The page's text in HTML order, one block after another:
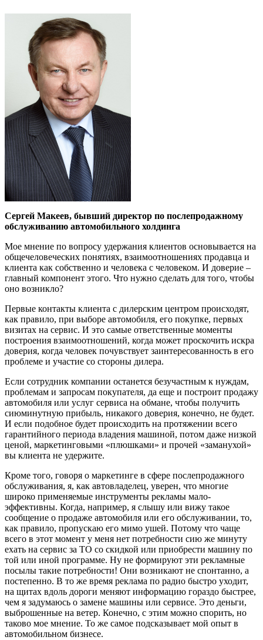
Сергей Макеев, бывший директор по послепродажному
обслуживанию авто­мобильного холдинга
Мое мнение по вопросу удержания клиентов основывается на
общечеловече­ских понятиях, взаимоотношениях продав­ца и
клиента как собственно и человека с человеком. И доверие –
главный компо­нент этого. Что нужно сделать для того, чтобы
оно возникло?
Первые контакты клиента с дилерским центром происходят,
как правило, при выборе автомобиля, его покупке, первых
визитах на сервис. И это самые ответствен­ные моменты
построения взаимоотноше­ний, когда может проскочить искра
дове­рия, когда человек почувствует заинтере­сованность в его
проблеме и участие со стороны дилера.
Если сотрудник компании останется безучастным к нуждам,
проблемам и запросам покупателя, да еще и построит продажу
автомобиля или услуг сервиса на обмане, чтобы получить
сиюминутную прибыль, никакого доверия, конечно, не будет.
И если подобное будет происходить на протяжении всего
гарантийного перио­да владения машиной, потом даже низкой
ценой, маркетинговыми «плюшками» и прочей «заманухой»
вы клиента не удер­жите.
Кроме того, говоря о маркетинге в сфере послепродажного
обслуживания, я, как автовладелец, уверен, что многие
широко применяемые инструменты рекламы мало­
эффективны. Когда, например, я слышу или вижу такое
сообщение о продаже автомоби­ля или его обслуживании, то,
как правило, пропускаю его мимо ушей. Потому что чаще
всего в этот момент у меня нет потребности сию же минуту
ехать на сервис за ТО со скидкой или приобрести машину по
той или иной программе. Ну не формируют эти рекламные
посылы такие потребности! Они возникают не спонтанно, а
постепенно. В то же время реклама по радио быстро уходит,
на щитах вдоль дороги меняют информа­цию гораздо быстрее,
чем я задумаюсь о замене машины или сервисе. Это деньги,
выброшенные на ветер. Конечно, с этим можно спорить, но
таково мое мнение. То же самое подсказывает мой опыт в
автомо­бильном бизнесе.